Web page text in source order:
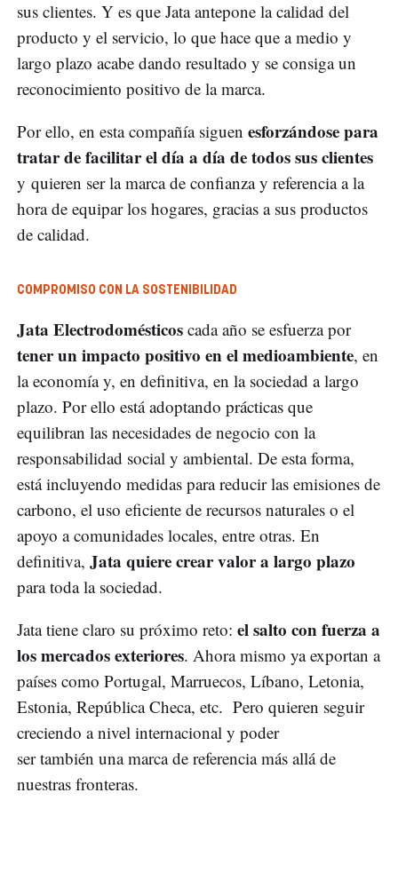
sus clientes. Y es que Jata antepone la calidad del
producto y el servicio, lo que hace que a medio y
largo plazo acabe dando resultado y se consiga un
reconocimiento positivo de la marca.
Por ello, en esta compañía siguen esforzándose para
tratar de facilitar el día a día de todos sus clientes
y quieren ser la marca de confianza y referencia a la
hora de equipar los hogares, gracias a sus productos
de calidad.
COMPROMISO CON LA SOSTENIBILIDAD
Jata Electrodomésticos cada año se esfuerza por
tener un impacto positivo en el medioambiente, en
la economía y, en definitiva, en la sociedad a largo
plazo. Por ello está adoptando prácticas que
equilibran las necesidades de negocio con la
responsabilidad social y ambiental. De esta forma,
está incluyendo medidas para reducir las emisiones de
carbono, el uso eficiente de recursos naturales o el
apoyo a comunidades locales, entre otras. En
definitiva, Jata quiere crear valor a largo plazo
para toda la sociedad.
Jata tiene claro su próximo reto: el salto con fuerza a
los mercados exteriores. Ahora mismo ya exportan a
países como Portugal, Marruecos, Líbano, Letonia,
Estonia, República Checa, etc. Pero quieren seguir
creciendo a nivel internacional y poder
ser también una marca de referencia más allá de
nuestras fronteras.